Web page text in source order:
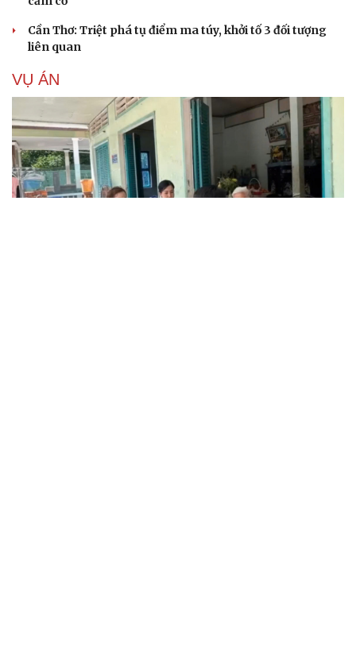
Cần Thơ: Triệt phá tụ điểm ma túy, khởi tố 3 đối tượng
liên quan
VỤ ÁN